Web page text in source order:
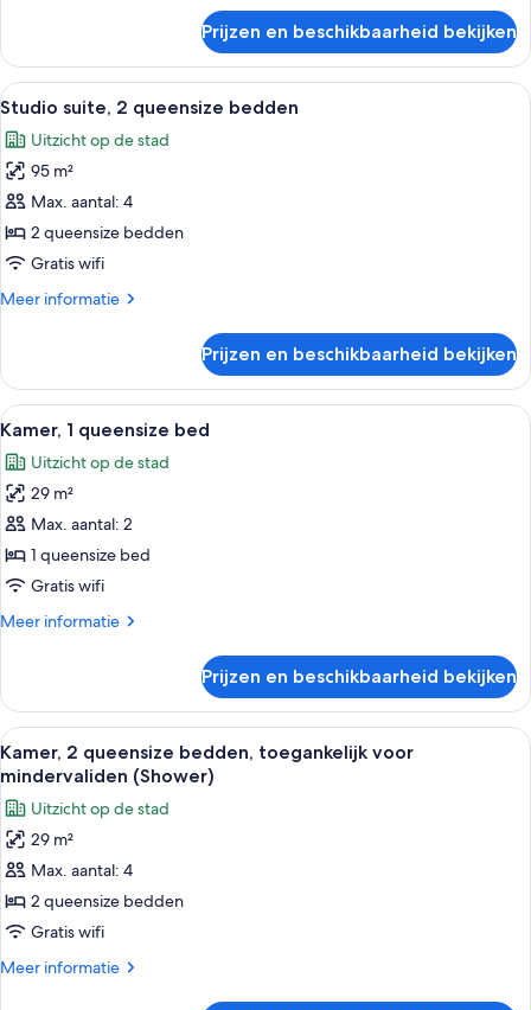
Floor)
laden
2
queensize
bedden,
op
stad
(High
Floor)
Prijzen en beschikbaarheid bekijken
Alle
foto's
voor
Studio
suite,
2
queensize
laden
Een kamer met een groot raam met
2
Studio suite, 2 queensize bedden
Uitzicht op de stad
95 m²
Max. aantal: 4
2 queensize bedden
Gratis wifi
Meer informatie
Meer
suite,
queensize
Prijzen en beschikbaarheid bekijken
Alle
foto's
voor
Kamer,
1
queensize
bed
Een hotelkamer met een modern
4
Kamer, 1 queensize bed
Uitzicht op de stad
29 m²
Max. aantal: 2
1 queensize bed
Gratis wifi
Meer informatie
Meer
1
queensize
bed
Prijzen en beschikbaarheid bekijken
Alle
foto's
voor
Kamer,
2
queensize
bedden,
toegankelijk
voor
Hotelkamer met twee bedden, een
4
Kamer, 2 queensize bedden, toegankelijk voor
mindervaliden (Shower)
Uitzicht op de stad
29 m²
Max. aantal: 4
2 queensize bedden
Gratis wifi
Meer informatie
Meer